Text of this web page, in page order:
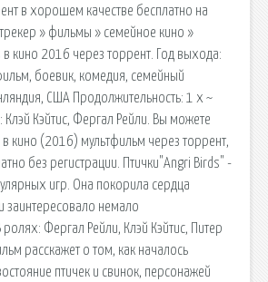
в хорошем качестве бесплатно на
» фильмы » семейное кино »
в кино 2016 через торрент. Год выхода:
боевик, комедия, семейный
США Продолжительность: 1 x ~
Кэйтис, Фергал Рейли. Вы можете
в кино (2016) мультфильм через торрент,
без регистрации. Птички"Аngri Birds" -
игр. Она покорила сердца
заинтересовало немало
Фергал Рейли, Клэй Кэйтис, Питер
расскажет о том, как началось
птичек и свинок, персонажей